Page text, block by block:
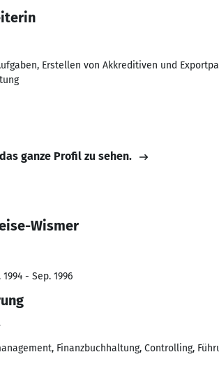
Erstellen von Akkreditiven und
ganze Profil zu sehen.
Wismer
- Sep. 1996
Finanzbuchhaltung, Controlling,